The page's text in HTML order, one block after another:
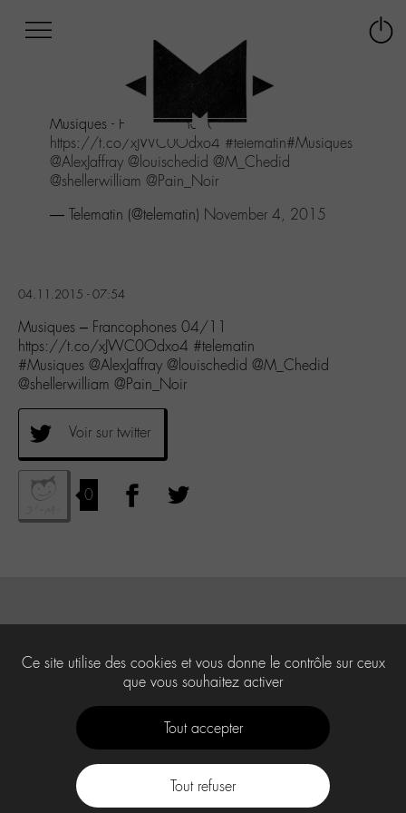
au
menu
Aller
au
contenu
Musiques - Francophones 04/11
https://t.co/xJWC0Odxo4 #telematin#Musiques
@AlexJaffray @louischedid @M_Chedid
@shellerwilliam @Pain_Noir
— Telematin (@telematin) November 4, 2015
04.11.2015 - 07:54
Musiques – Francophones 04/11
https://t.co/xJWC0Odxo4 #telematin
#Musiques @AlexJaffray @louischedid @M_Chedid
@shellerwilliam @Pain_Noir
Voir sur twitter
0
Ce site utilise des cookies et vous donne le contrôle sur ceux
que vous souhaitez activer
Tout accepter
Tout refuser